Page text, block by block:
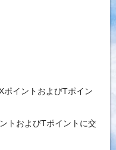
ポイントおよびTポイン
トおよびTポイントに交